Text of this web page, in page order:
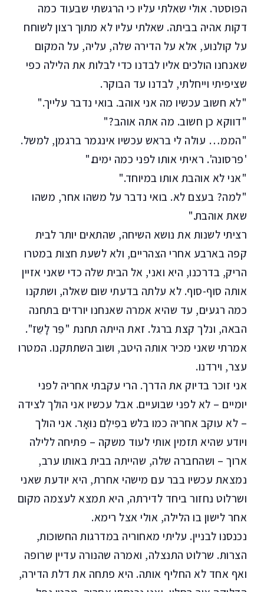
הפוסטר. אולי שאלתי עליו כי הרגשתי שבעוד כמה
דקות אהיה בביתה. שאלתי עליו לא מתוך רצון לשוחח
על קולנוע, אלא על הדירה שלה, עליה, על המקום
שאנחנו הולכים אליו לבדנו כדי לבלות את הלילה כפי
שציפיתי וייחלתי, לבדנו עד הבוקר.
"לא חשוב עכשיו מה אני אוהב. בואי נדבר עלייך."
"דווקא כן חשוב. מה אתה אוהב?"
"הממ… עולה לי בראש עכשיו אינגמר ברגמן, למשל.
'פרסונה'. ראיתי אותו לפני כמה ימים."
"אני לא אוהבת אותו במיוחד."
"למה? בעצם לא. בואי נדבר על משהו אחר, משהו
שאת אוהבת."
רציתי לשנות את נושא השיחה, שהתאים יותר לבית
קפה בארבע אחרי הצהריים, ולא לשעת חצות במטרו
הריק, בדרכנו, היא ואני, אל הבית שלה כדי שאני אזיין
אותה סוף-סוף. לא עלתה בדעתי שום שאלה, ושתקנו
כמה רגעים, עד שהיא אמרה שאנחנו יורדים בתחנה
הבאה, ונלך קצת ברגל. זאת הייתה תחנת "פֵּר לָשֵז".
אמרתי שאני מכיר אותה היטב, ושוב השתתקנו. המטרו
עצר, וירדנו.
אני זוכר בדיוק את הדרך. הרי עקבתי אחריה לפני
יומיים – לא לפני שבועיים. אבל עכשיו אני הולך לצידה
– לא עוקב אחריה כמו בלש בפִילְם נוּאָר. אני הולך
ויודע שהיא תזמין אותי לעוד משקה – פתיחה ללילה
ארוך – ושהחברה שלה, שהייתה בבית באותו ערב,
נמצאת עכשיו בבר עם מישהי אחרת, היא יודעת שאני
ושרלוט נחזור ביחד לדירתה, היא תמצא לעצמה מקום
אחר לישון בו הלילה, אולי אצל רימא.
נכנסנו לבניין. עליתי מאחוריה במדרגות החשוכות,
הצרות. שרלוט התנצלה, ואמרה שהנורה עדיין שרופה
ואף אחד לא החליף אותה. היא פתחה את דלת הדירה,